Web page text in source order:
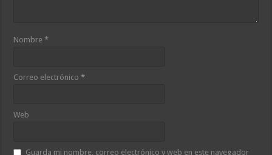
Nombre*
Correo electrónico*
Web
Guarda mi nombre, correo electrónico y web en este navegador